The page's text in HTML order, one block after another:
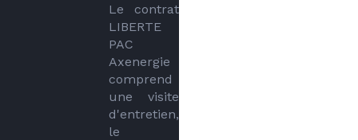
Le contrat
LIBERTE
PAC
Axenergie
comprend
une visite
d'entretien,
le